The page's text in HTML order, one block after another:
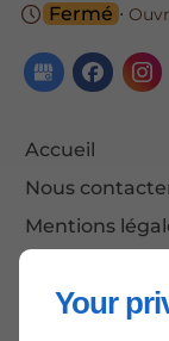
Your
Fermé ⋅
Accueil
Nous
Mentions